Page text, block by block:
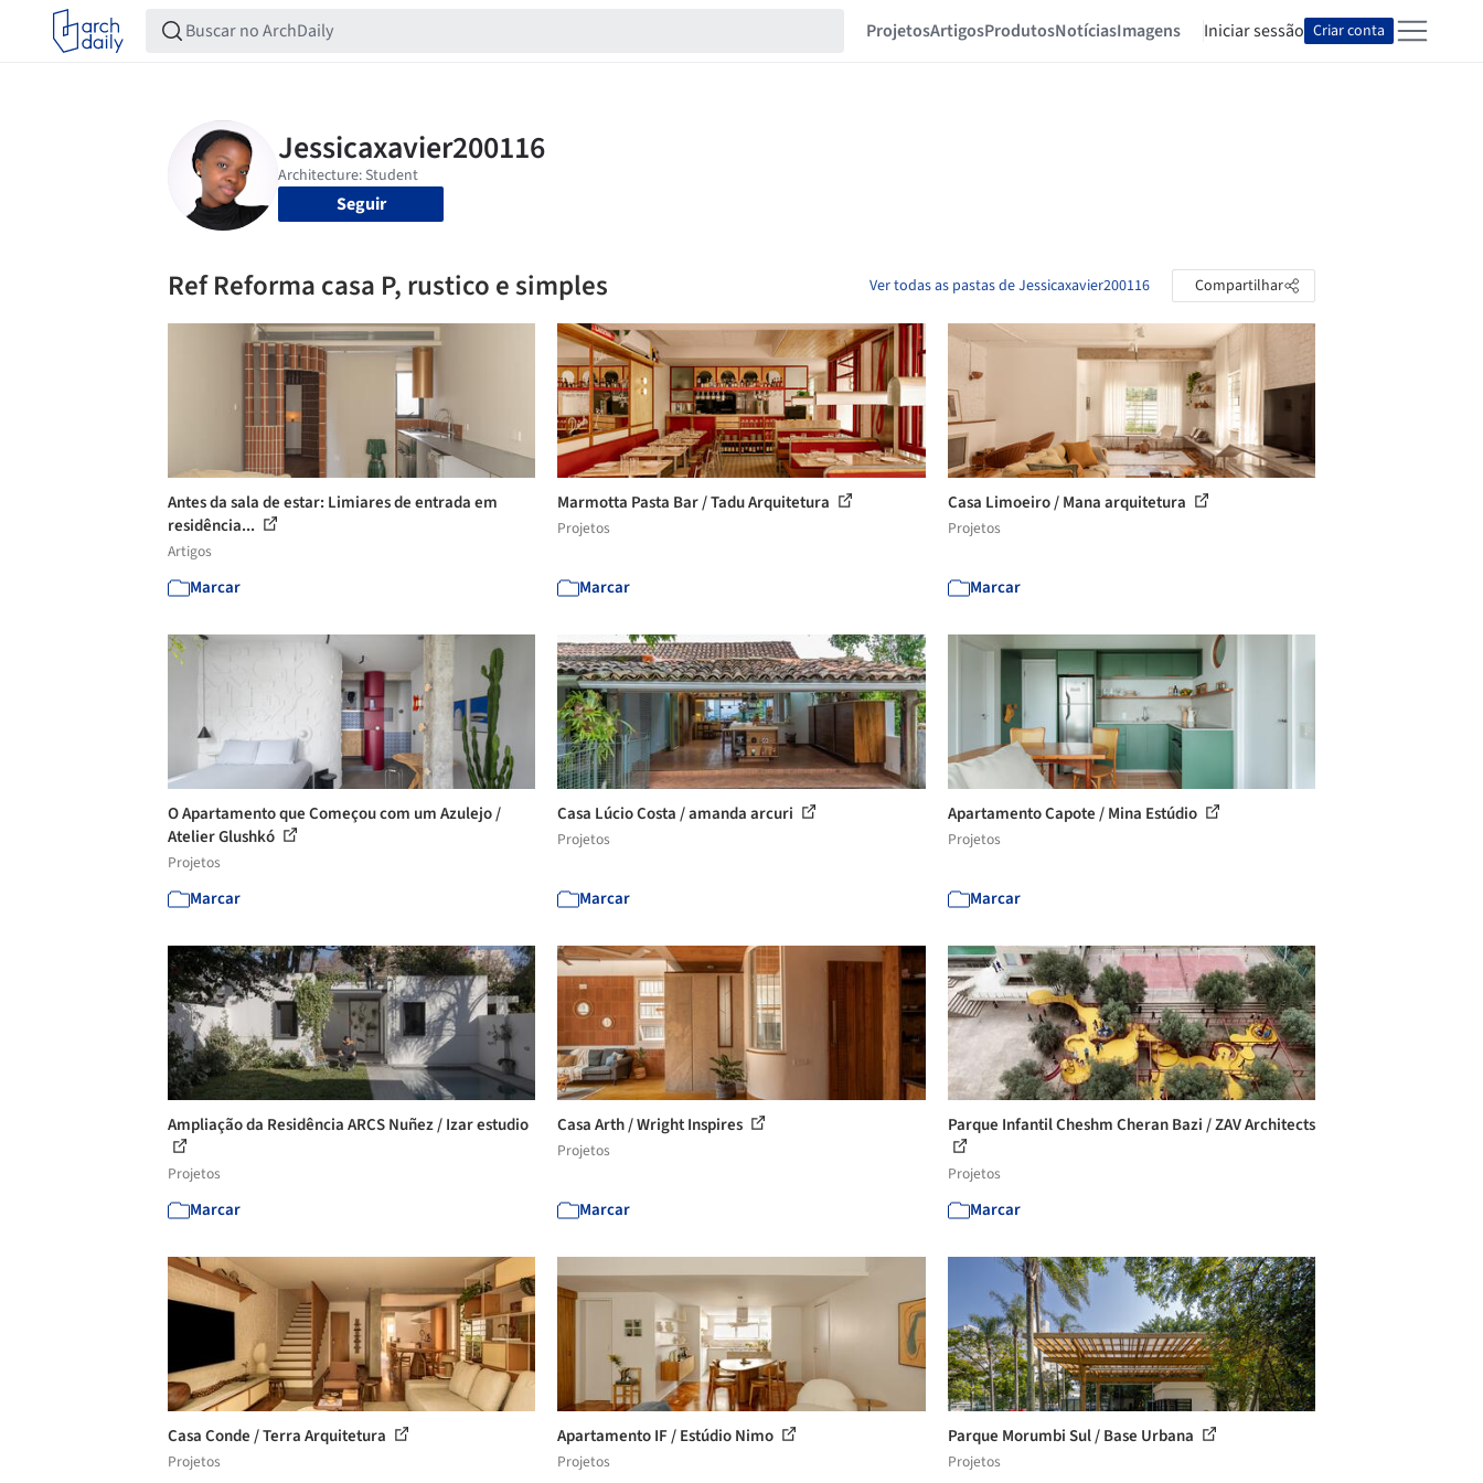
ProjetosArtigosProdutosNotíciasImagens Iniciar sessão Criar conta
Seguir
Ref Reforma casa P, rustico e simples Ver todas as pastas de Jessicaxavier200116 Compartilhar
Antes da sala de estar: Limiares de entrada em
residência...
Artigos
Marcar
Marmotta Pasta Bar / Tadu Arquitetura
Projetos
Marcar
Casa Limoeiro / Mana arquitetura
Projetos
Marcar
O Apartamento que Começou com um Azulejo /
Atelier Glushkó
Projetos
Marcar
Casa Lúcio Costa / amanda arcuri
Projetos
Marcar
Apartamento Capote / Mina Estúdio
Projetos
Marcar
Ampliação da Residência ARCS Nuñez / Izar estudio
Projetos
Marcar
Casa Arth / Wright Inspires
Projetos
Marcar
Parque Infantil Cheshm Cheran Bazi / ZAV Architects
Projetos
Marcar
Casa Conde / Terra Arquitetura
Projetos
Apartamento IF / Estúdio Nimo
Projetos
Parque Morumbi Sul / Base Urbana
Projetos